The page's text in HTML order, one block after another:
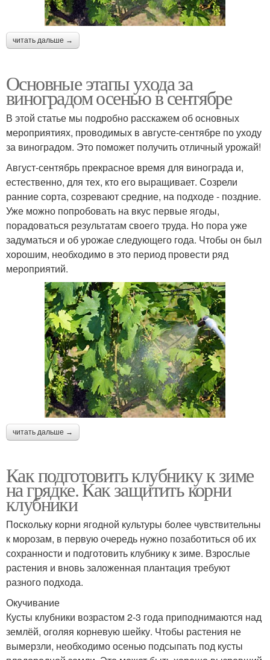
читать дальше →
Основные этапы ухода за
виноградом осенью в сентябре
В этой статье мы подробно расскажем об основных
мероприятиях, проводимых в августе-сентябре по уходу
за виноградом. Это поможет получить отличный урожай!
Август-сентябрь прекрасное время для винограда и,
естественно, для тех, кто его выращивает. Созрели
ранние сорта, созревают средние, на подходе - поздние.
Уже можно попробовать на вкус первые ягоды,
порадоваться результатам своего труда. Но пора уже
задуматься и об урожае следующего года. Чтобы он был
хорошим, необходимо в это период провести ряд
мероприятий.
читать дальше →
Как подготовить клубнику к зиме
на грядке. Как защитить корни
клубники
Поскольку корни ягодной культуры более чувствительны
к морозам, в первую очередь нужно позаботиться об их
сохранности и подготовить клубнику к зиме. Взрослые
растения и вновь заложенная плантация требуют
разного подхода.
Окучивание
Кусты клубники возрастом 2-3 года приподнимаются над
землёй, оголяя корневую шейку. Чтобы растения не
вымерзли, необходимо осенью подсыпать под кусты